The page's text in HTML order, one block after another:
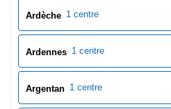
Arles 1 centre
Armentières 1 centre
Arras 2 centres